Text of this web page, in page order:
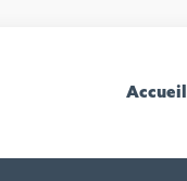
Accueil